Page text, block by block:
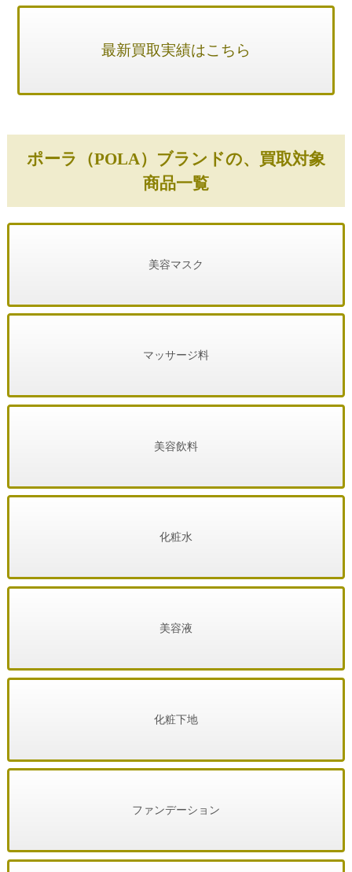
最新買取実績はこちら
ポーラ（POLA）ブランドの、買取対象
商品一覧
美容マスク
マッサージ料
美容飲料
化粧水
美容液
化粧下地
ファンデーション